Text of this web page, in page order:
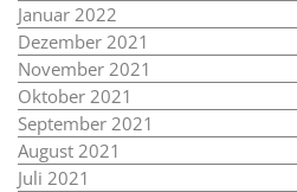
Januar 2022
Dezember 2021
November 2021
Oktober 2021
September 2021
August 2021
Juli 2021